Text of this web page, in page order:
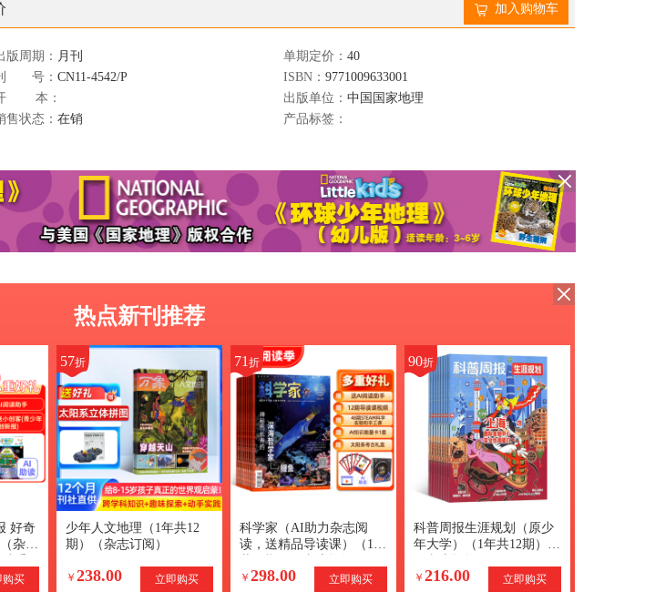
加入购物车
版周期： 月刊
号： CN11-4542/P
本：
售状态： 在销
单期定价： 40
ISBN： 9771009633001
出版单位： 中国国家地理
产品标签：
热点新刊推荐
好奇
杂志
购买
57折
少年人文地理（1年共12
期）（杂志订阅）
￥ 238.00 立即购买
71 折
科学家（AI助力杂志阅
读，送精品导读课）（1年
+AI知识能量卡
￥ 298.00 立即购买
90折
科普周报生涯规划（原少
年大学）（1年共12期）
￥ 216.00 立即购买